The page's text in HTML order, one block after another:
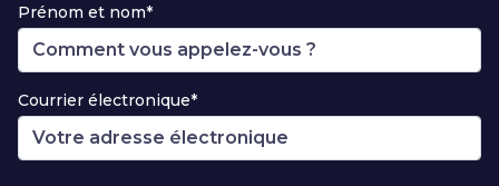
Prénom et nom*
Courrier électronique*